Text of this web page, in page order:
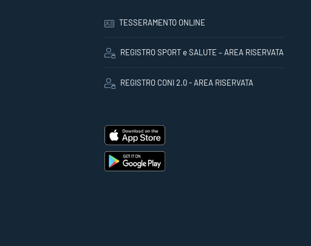
TESSERAMENTO ONLINE
REGISTRO SPORT e SALUTE – AREA RISERVATA
REGISTRO CONI 2.0 - AREA RISERVATA